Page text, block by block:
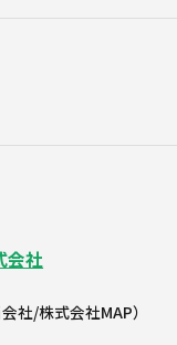
会社
社/株式会社MAP）